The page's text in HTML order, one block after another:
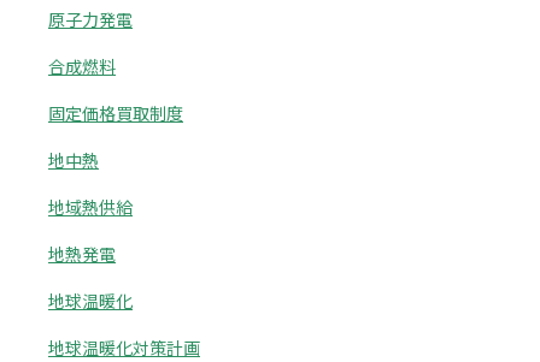
原子力発電
合成燃料
固定価格買取制度
地中熱
地域熱供給
地熱発電
地球温暖化
地球温暖化対策計画